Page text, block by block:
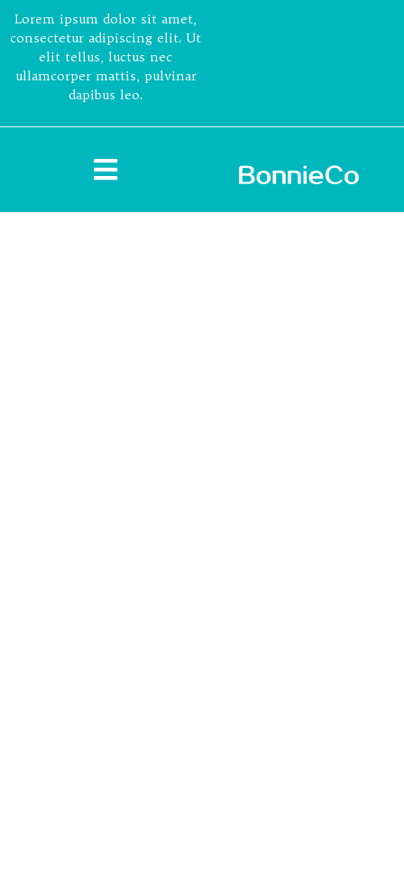
Lorem ipsum dolor sit amet,
consectetur adipiscing elit. Ut
elit tellus, luctus nec
ullamcorper mattis, pulvinar
dapibus leo.